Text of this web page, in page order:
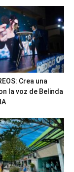
Crea una
la voz de Belinda